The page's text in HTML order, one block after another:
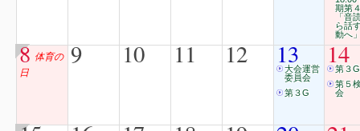
期第
「音
ら話
動へ
8 体育の
日
9 10 11 12 13
大会運営
委員会
第３G
14
第３G
第５
会